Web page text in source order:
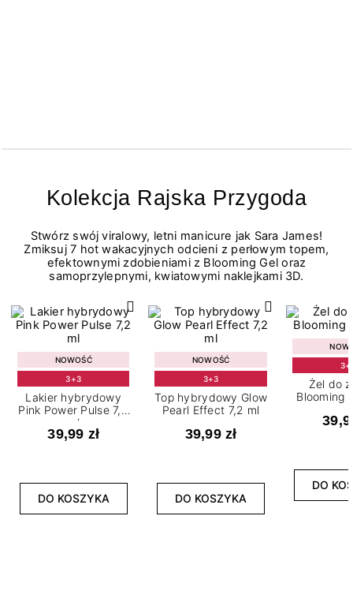
Kolekcja Rajska Przygoda
Stwórz swój viralowy, letni manicure jak Sara James!
Zmiksuj 7 hot wakacyjnych odcieni z perłowym topem,
efektownymi zdobieniami z Blooming Gel oraz
samoprzylepnymi, kwiatowymi naklejkami 3D.
NOWOŚĆ
3+3
Lakier hybrydowy
Pink Power Pulse 7,2
ml
39,99 zł
DO KOSZYKA
NOWOŚĆ
3+3
Top hybrydowy Glow
Pearl Effect 7,2 ml
39,99 zł
DO KOSZYKA
Żel do
Blooming
DO